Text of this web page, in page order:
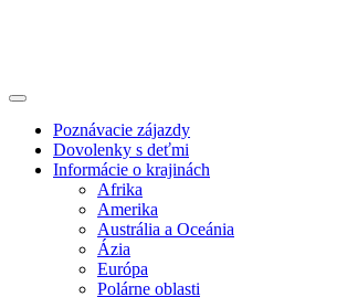
Poznávacie zájazdy
Dovolenky s deťmi
Informácie o krajinách
Afrika
Amerika
Austrália a Oceánia
Ázia
Európa
Polárne oblasti